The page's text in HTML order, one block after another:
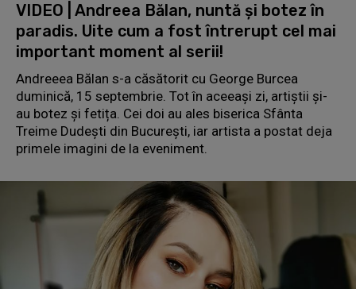
VIDEO | Andreea Bălan, nuntă și botez în
paradis. Uite cum a fost întrerupt cel mai
important moment al serii!
Andreeea Bălan s-a căsătorit cu George Burcea
duminică, 15 septembrie. Tot în aceeași zi, artiștii și-
au botez și fetița. Cei doi au ales biserica Sfânta
Treime Dudești din București, iar artista a postat deja
primele imagini de la eveniment.